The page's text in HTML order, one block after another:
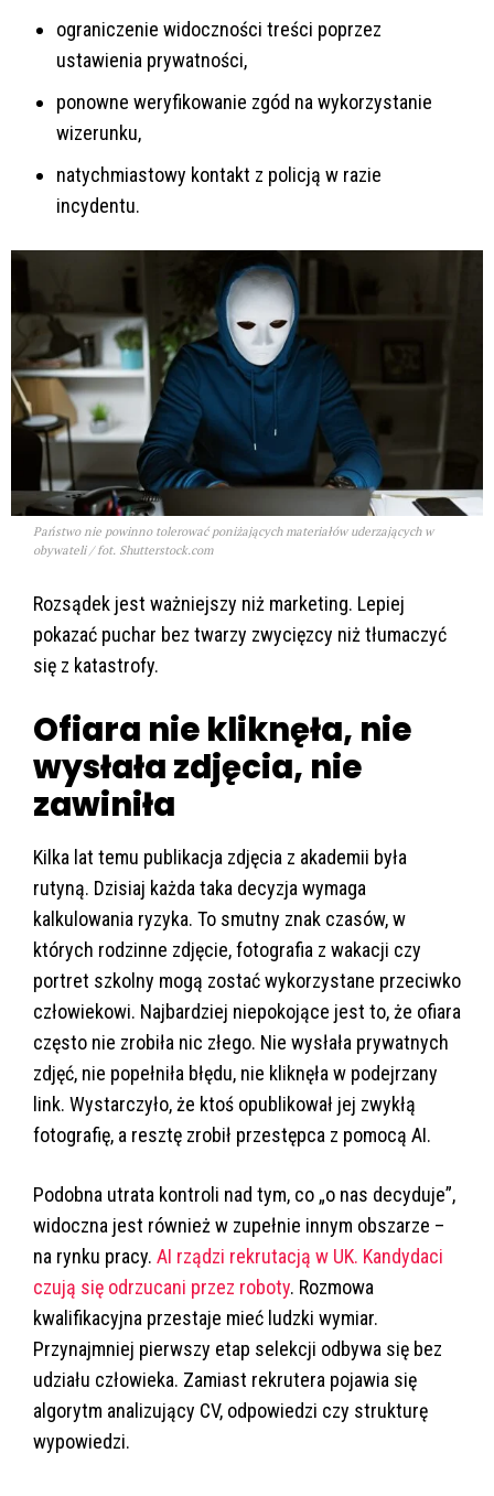
ograniczenie widoczności treści poprzez
ustawienia prywatności,
ponowne weryfikowanie zgód na wykorzystanie
wizerunku,
natychmiastowy kontakt z policją w razie
incydentu.
Państwo nie powinno tolerować poniżających materiałów uderzających w
obywateli / fot. Shutterstock.com
Rozsądek jest ważniejszy niż marketing. Lepiej
pokazać puchar bez twarzy zwycięzcy niż tłumaczyć
się z katastrofy.
Ofiara nie kliknęła, nie
wysłała zdjęcia, nie
zawiniła
Kilka lat temu publikacja zdjęcia z akademii była
rutyną. Dzisiaj każda taka decyzja wymaga
kalkulowania ryzyka. To smutny znak czasów, w
których rodzinne zdjęcie, fotografia z wakacji czy
portret szkolny mogą zostać wykorzystane przeciwko
człowiekowi. Najbardziej niepokojące jest to, że ofiara
często nie zrobiła nic złego. Nie wysłała prywatnych
zdjęć, nie popełniła błędu, nie kliknęła w podejrzany
link. Wystarczyło, że ktoś opublikował jej zwykłą
fotografię, a resztę zrobił przestępca z pomocą AI.
Podobna utrata kontroli nad tym, co „o nas decyduje”,
widoczna jest również w zupełnie innym obszarze –
na rynku pracy. AI rządzi rekrutacją w UK. Kandydaci
czują się odrzucani przez roboty. Rozmowa
kwalifikacyjna przestaje mieć ludzki wymiar.
Przynajmniej pierwszy etap selekcji odbywa się bez
udziału człowieka. Zamiast rekrutera pojawia się
algorytm analizujący CV, odpowiedzi czy strukturę
wypowiedzi.